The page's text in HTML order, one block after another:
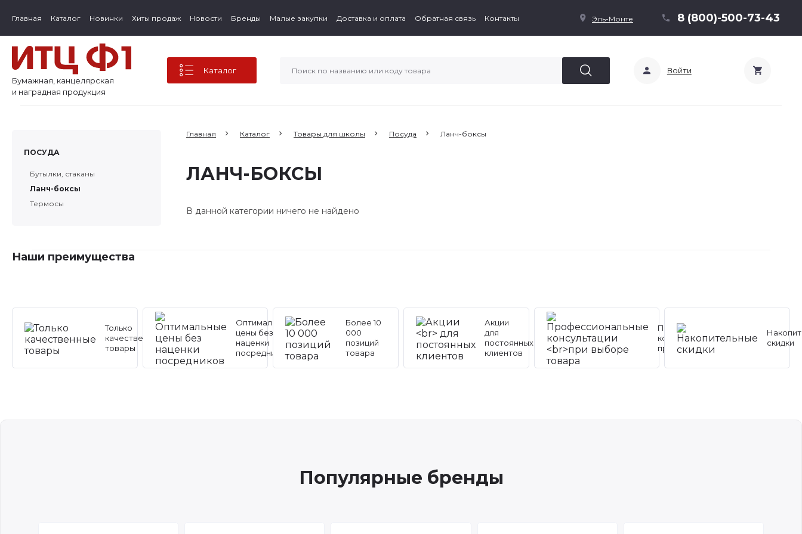
Главная Каталог Новинки Хиты продаж Новости Бренды Малые закупки Доставка и оплата Обратная связь Контакты Эль-Монте 8 (800)-500-73-43
Бумажная, канцелярская
и наградная продукция
Каталог Войти
ПОСУДА
Бутылки, стаканы
Ланч-боксы
Термосы
Главная Каталог Товары для школы Посуда Ланч-боксы
ЛАНЧ-БОКСЫ
В данной категории ничего не найдено
Наши преимущества
Только
качественные
товары
Оптимальные
цены без
наценки
посредников
Более 10
000
позиций
товара
Акции
для
постоянных
клиентов
Профессиональные
консультации
при выборе товара
скидки
Популярные бренды